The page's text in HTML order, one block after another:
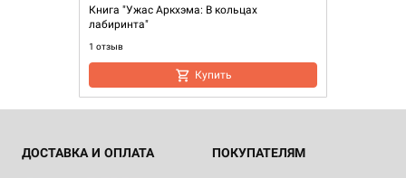
Книга "Ужас Аркхэма: В кольцах
лабиринта"
1 отзыв
Купить
ДОСТАВКА И ОПЛАТА ПОКУПАТЕЛЯМ